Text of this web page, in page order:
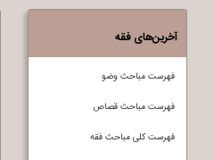
آخرین‌های فقه
فهرست مباحث وضو
فهرست مباحث قصاص
فهرست کلی مباحث فقه